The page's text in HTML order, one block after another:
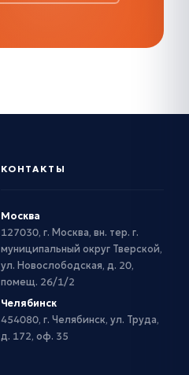
КОНТАКТЫ
Москва
127030, г. Москва, вн. тер. г.
муниципальный округ Тверской,
ул. Новослободская, д. 20,
помещ. 26/1/2
Челябинск
454080, г. Челябинск, ул. Труда,
д. 172, оф. 35